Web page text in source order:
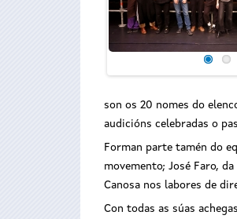
son os 20 nomes do
audicións celebradas o
Forman parte tamén do
movemento; José Faro,
Canosa nos labores de
Con todas as súas